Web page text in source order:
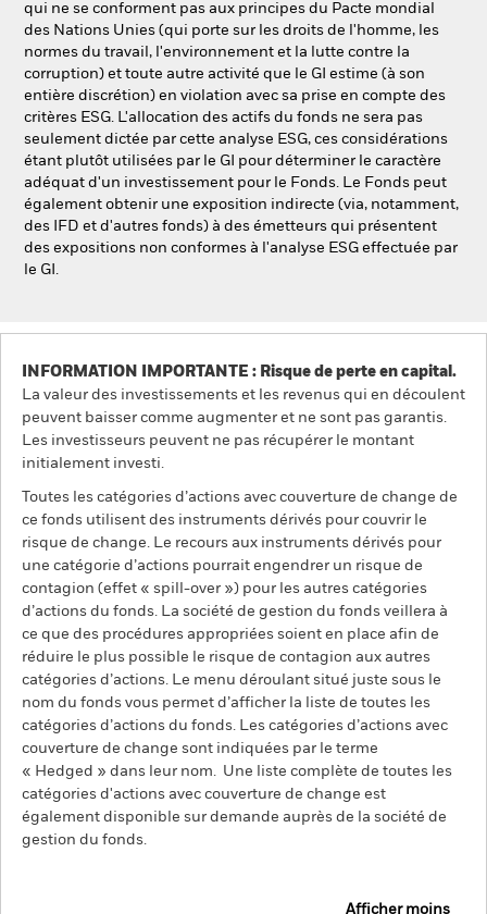
qui ne se conforment pas aux principes du Pacte mondial
des Nations Unies (qui porte sur les droits de l'homme, les
normes du travail, l'environnement et la lutte contre la
corruption) et toute autre activité que le GI estime (à son
entière discrétion) en violation avec sa prise en compte des
critères ESG. L'allocation des actifs du fonds ne sera pas
seulement dictée par cette analyse ESG, ces considérations
étant plutôt utilisées par le GI pour déterminer le caractère
adéquat d'un investissement pour le Fonds. Le Fonds peut
également obtenir une exposition indirecte (via, notamment,
des IFD et d'autres fonds) à des émetteurs qui présentent
des expositions non conformes à l'analyse ESG effectuée par
le GI.
INFORMATION IMPORTANTE : Risque de perte en capital.
La valeur des investissements et les revenus qui en découlent
peuvent baisser comme augmenter et ne sont pas garantis.
Les investisseurs peuvent ne pas récupérer le montant
initialement investi.
Toutes les catégories d’actions avec couverture de change de
ce fonds utilisent des instruments dérivés pour couvrir le
risque de change. Le recours aux instruments dérivés pour
une catégorie d’actions pourrait engendrer un risque de
contagion (effet « spill-over ») pour les autres catégories
d’actions du fonds. La société de gestion du fonds veillera à
ce que des procédures appropriées soient en place afin de
réduire le plus possible le risque de contagion aux autres
catégories d’actions. Le menu déroulant situé juste sous le
nom du fonds vous permet d’afficher la liste de toutes les
catégories d’actions du fonds. Les catégories d’actions avec
couverture de change sont indiquées par le terme
« Hedged » dans leur nom. Une liste complète de toutes les
catégories d'actions avec couverture de change est
également disponible sur demande auprès de la société de
gestion du fonds.
Afficher moins